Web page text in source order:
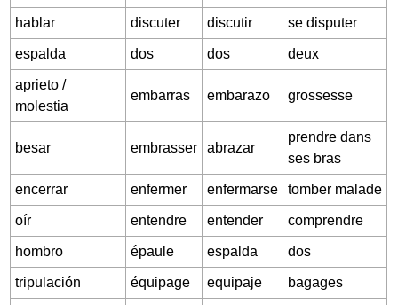
hablar discuter discutir se disputer
espalda dos dos deux
aprieto /
molestia
embarras embarazo grossesse
besar embrasser abrazar
prendre dans
ses bras
encerrar enfermer enfermarse tomber malade
oír entendre entender comprendre
hombro épaule espalda dos
tripulación équipage equipaje bagages